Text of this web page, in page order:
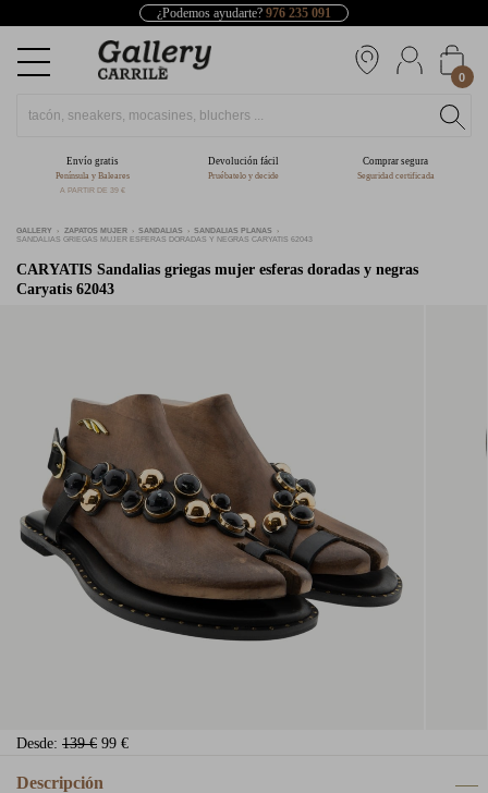
¿Podemos ayudarte? 976 235 091
0
Envío gratis
Península y Baleares
A PARTIR DE 39 €
Devolución fácil
Pruébatelo y decide
Comprar segura
Seguridad certificada
GALLERY ZAPATOS MUJER SANDALIAS
SANDALIAS PLANAS
SANDALIAS GRIEGAS MUJER ESFERAS DORADAS Y NEGRAS CARYATIS 62043
CARYATIS Sandalias griegas mujer esferas doradas y negras
Caryatis 62043
Desde: 139 € 99 €
Descripción